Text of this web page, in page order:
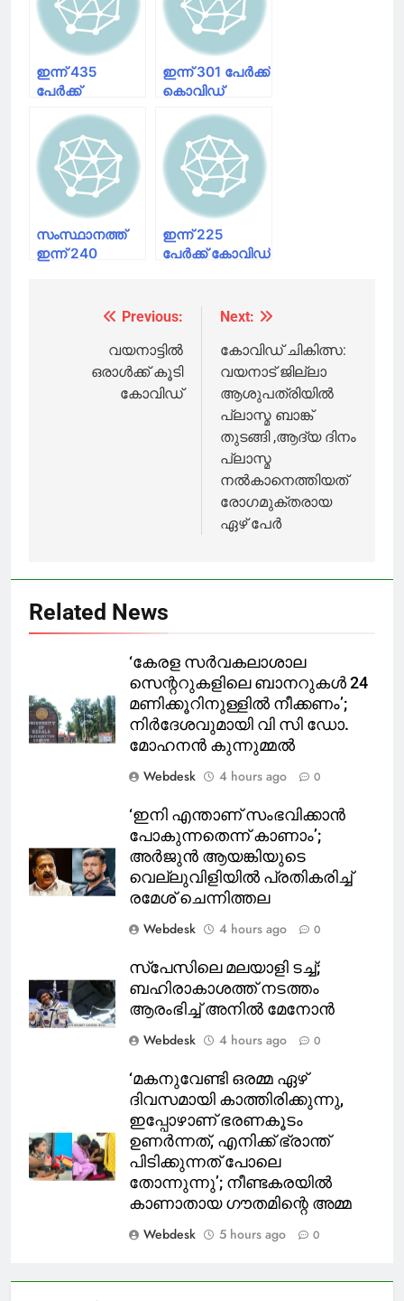
ഇന്ന് 435
പേര്‍ക്ക്
രോഗബാധ, 206
പേര്‍ക്ക്
സമ്പര്‍ക്കത്തിലൂടെ;
132 പേര്‍ക്ക്
രോഗമുക്തി
ഇന്ന് 301 പേർക്ക്
കൊവിഡ്
സ്ഥിരീകരിച്ചു,
സമ്പർക്കത്തിലൂടെ
90 പേർക്ക്;
രോഗമുക്തി 107
പേർക്ക്
സംസ്ഥാനത്ത്
ഇന്ന് 240
ഇന്ന് 225
പേര്‍ക്ക് കോവിഡ്
രോഗമുക്തി
navigation
Previous:
വയനാട്ടിൽ
ഒരാള്‍ക്ക് കൂടി
കോവിഡ്
Next:
കോവിഡ് ചികിത്സ:
വയനാട് ജില്ലാ
ആശുപത്രിയില്‍
പ്ലാസ്മ ബാങ്ക്
തുടങ്ങി ,ആദ്യ ദിനം
പ്ലാസ്മ
നല്‍കാനെത്തിയത്
രോഗമുക്തരായ
ഏഴ് പേർ
Related News
‘കേരള സര്‍വകലാശാല
സെന്ററുകളിലെ ബാനറുകള്‍ 24
മണിക്കൂറിനുള്ളില്‍ നീക്കണം’;
നിര്‍ദേശവുമായി വി സി ഡോ.
മോഹനന്‍ കുന്നുമ്മല്‍
Webdesk
4 hours ago 0
‘ഇനി എന്താണ് സംഭവിക്കാന്‍
പോകുന്നതെന്ന് കാണാം’;
അര്‍ജുന്‍ ആയങ്കിയുടെ
വെല്ലുവിളിയില്‍ പ്രതികരിച്ച്
രമേശ് ചെന്നിത്തല
Webdesk
4 hours ago 0
സ്‌പേസിലെ മലയാളി ടച്ച്;
ബഹിരാകാശത്ത് നടത്തം
ആരംഭിച്ച് അനില്‍ മേനോന്‍
Webdesk
4 hours ago 0
‘മകനുവേണ്ടി ഒരമ്മ ഏഴ്
ദിവസമായി കാത്തിരിക്കുന്നു,
ഇപ്പോഴാണ് ഭരണകൂടം
ഉണര്‍ന്നത്, എനിക്ക് ഭ്രാന്ത്
പിടിക്കുന്നത് പോലെ
തോന്നുന്നു’; നീണ്ടകരയില്‍
കാണാതായ ഗൗതമിന്റെ അമ്മ
Webdesk
5 hours ago 0